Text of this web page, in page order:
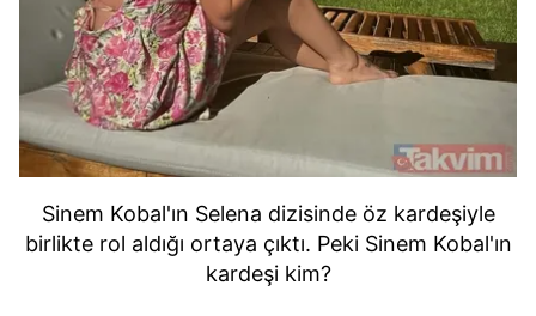
Sinem Kobal'ın Selena dizisinde öz kardeşiyle
birlikte rol aldığı ortaya çıktı. Peki Sinem Kobal'ın
kardeşi kim?